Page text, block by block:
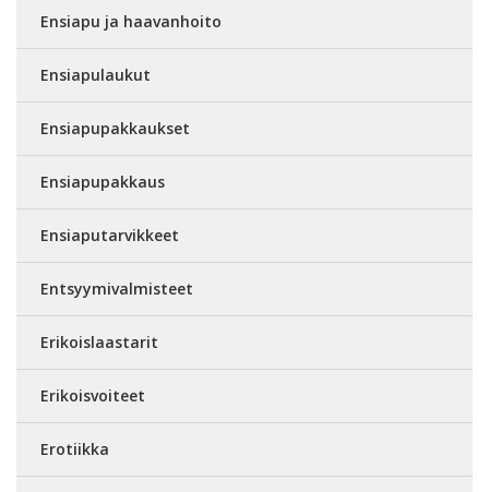
Ensiapu ja haavanhoito
Ensiapulaukut
Ensiapupakkaukset
Ensiapupakkaus
Ensiaputarvikkeet
Entsyymivalmisteet
Erikoislaastarit
Erikoisvoiteet
Erotiikka